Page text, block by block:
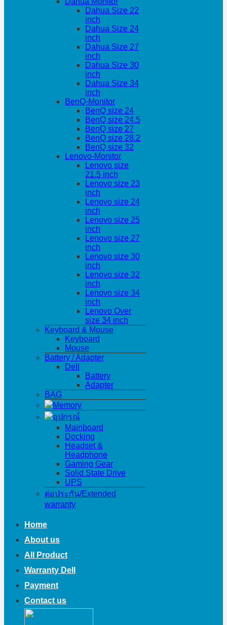
Dahua Size 22
inch
Dahua Size 24
inch
Dahua Size 27
inch
Dahua Size 30
inch
Dahua Size 34
inch
BenQ-Monitor
BenQ size 24
BenQ size 24.5
BenQ size 27
BenQ size 28.2
BenQ size 32
Lenovo-Monitor
Lenovo size
21.5 inch
Lenovo size 23
inch
Lenovo size 24
inch
Lenovo size 25
inch
Lenovo size 27
inch
Lenovo size 30
inch
Lenovo size 32
inch
Lenovo size 34
inch
Lenovo Over
size 34 inch
Keyboard & Mouse
Keyboard
Mouse
Battery / Adapter
Dell
Battery
Adapter
BAG
Memory
อุปกรณ์
Mainboard
Docking
Headset &
Headphone
Gaming Gear
Solid State Drive
UPS
ต่อประกัน/Extended
warranty
Home
About us
All Product
Warranty Dell
Payment
Contact us